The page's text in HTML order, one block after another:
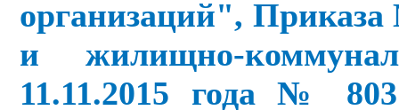
организаций", Приказа
и жилищно-
11.11.2015 года №